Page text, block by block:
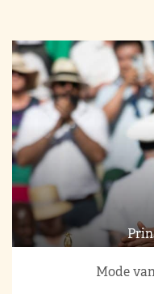
Mode